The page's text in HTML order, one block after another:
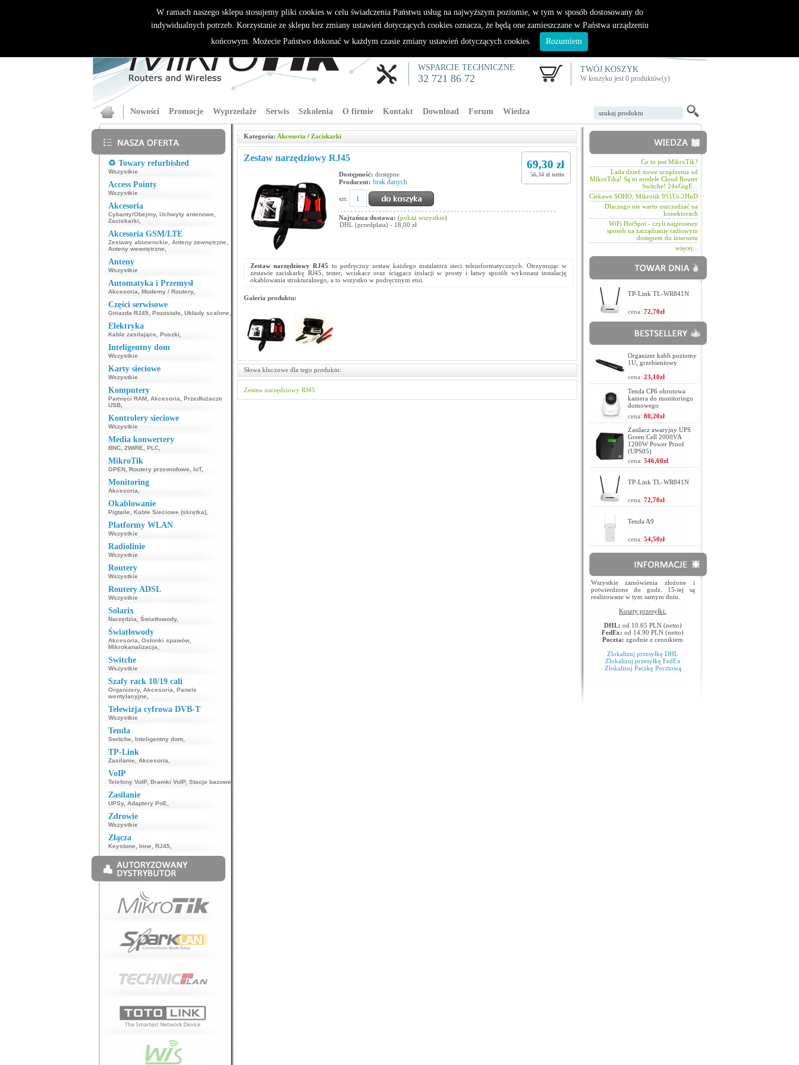
WSPARCIE TECHNICZNE
32 721 86 72
TWÓJ KOSZYK
W koszyku jest 0 produktów(y)
Nowości Promocje Wyprzedaże Serwis Szkolenia O firmie Kontakt Download Forum Wiedza
♻️ Towary refurbished
Wszystkie
Access Pointy
Wszystkie
Akcesoria
Cybanty/Obejmy, Uchwyty antenowe
Zaciskarki
Akcesoria GSM/LTE
Zestawy abonenckie Anteny zewnętrzne
Anteny wewnętrzne
Anteny
Wszystkie
Automatyka i Przemysł
Akcesoria Modemy / Routery,
Części serwisowe
Gniazda RJ45, Pozostałe Układy scalone
Elektryka
Kable zasilające Puszki
Inteligentny dom
Wszystkie
Karty sieciowe
Wszystkie
Komputery
Pamięci RAM, Akcesoria
Przedłużacze
USB,
Kontrolery sieciowe
Wszystkie
Media konwertery
BNC, 2WIRE PLC,
MikroTik
GPEN, Routery przewodowe IoT,
Monitoring
Akcesoria
Okablowanie
Pigtaile Kable Sieciowe (skrętka),
Platformy WLAN
Wszystkie
Radiolinie
Wszystkie
Routery
Wszystkie
Routery ADSL
Wszystkie
Solarix
Narzędzia Światłowody,
Światłowody
Akcesoria Osłonki spawów,
Mikrokanalizacja
Switche
Wszystkie
Szafy rack 10/19 cali
Organizery, Akcesoria
Panele
wentylacyjne
Telewizja cyfrowa DVB-T
Wszystkie
Tenda
Switche Inteligentny dom,
TP-Link
Zasilanie Akcesoria
VoIP
Telefony VoIP, Bramki VoIP, Stacje bazowe
Zasilanie
UPSy, Adaptery PoE
Zdrowie
Wszystkie
Złącza
Keystone Inne RJ45,
Kategoria: Akcesoria / Zaciskarki
Zestaw narzędziowy RJ45
69,30 zł
56,34 zł netto
Dostępność: dostępne
Producent: brak danych
szt:
Najtańsza dostawa: (pokaż wszystkie)
DHL (przedpłata) - 18,00 zł
Zestaw narzędziowy RJ45 to podręczny zestaw każdego instalatora sieci teleinformatycznych. Otrzymując w
zestawie zaciskarkę RJ45, tester, wciskacz oraz ściągacz izolacji w prosty i łatwy sposób wykonasz instalację
okablowania strukturalnego, a to wszystko w podręcznym etui.
Galeria produktu:
Słowa kluczowe dla tego produktu:
Zestaw narzędziowy RJ45
Co to jest MikroTik?
Lada dzień nowe urządzenia od
MikroTika! Są to modele Cloud Router
Switche! 24xGigE...
Ciekawe SOHO, Mikrotik 951Ui-2HnD
Dlaczego nie warto oszczedzać na
konektorach
WiFi HotSpot - czyli najprostszy
sposób na zarządzanie radiowym
dostępem do internetu
więcej...
TP-Link TL-WR841N
cena: 72,70zł
Organizer kabli poziomy
1U, grzebieniowy
cena: 23,10zł
Tenda CP6 obrotowa
kamera do monitoringu
domowego
cena: 80,20zł
Zasilacz awaryjny UPS
Green Cell 2000VA
1200W Power Proof
(UPS05)
cena: 546,60zł
TP-Link TL-WR841N
cena: 72,70zł
Tenda A9
cena: 54,50zł
Wszystkie zamówienia złożone i
potwierdzone do godz. 15-tej są
realizowane w tym samym dniu.
Koszty przesyłki:
DHL: od 10.65 PLN (netto)
FedEx: od 14.90 PLN (netto)
Poczta: zgodnie z cennikiem
Zlokalizuj przesyłkę DHL
Zlokalizuj przesyłkę FedEx
Zlokalizuj Paczkę Pocztową
W ramach naszego sklepu stosujemy pliki cookies w celu świadczenia Państwu usług na najwyższym poziomie, w tym w sposób dostosowany do
indywidualnych potrzeb. Korzystanie ze sklepu bez zmiany ustawień dotyczących cookies oznacza, że będą one zamieszczane w Państwa urządzeniu
końcowym. Możecie Państwo dokonać w każdym czasie zmiany ustawień dotyczących cookies.
Rozumiem